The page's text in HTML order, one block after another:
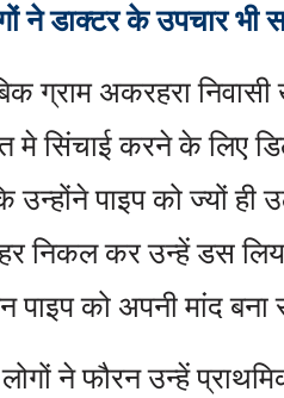
ने डाक्टर के उपचार भी
ग्राम अकरहरा निवासी
मे सिंचाई करने के लिए
पाइप को ज्यों ही
निकल कर उन्हें डस
को अपनी मांद बना
ने फौरन उन्हें